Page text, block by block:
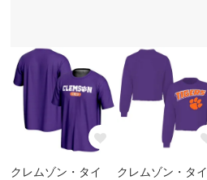
クレムゾン・タイ
クレムゾン・タイ